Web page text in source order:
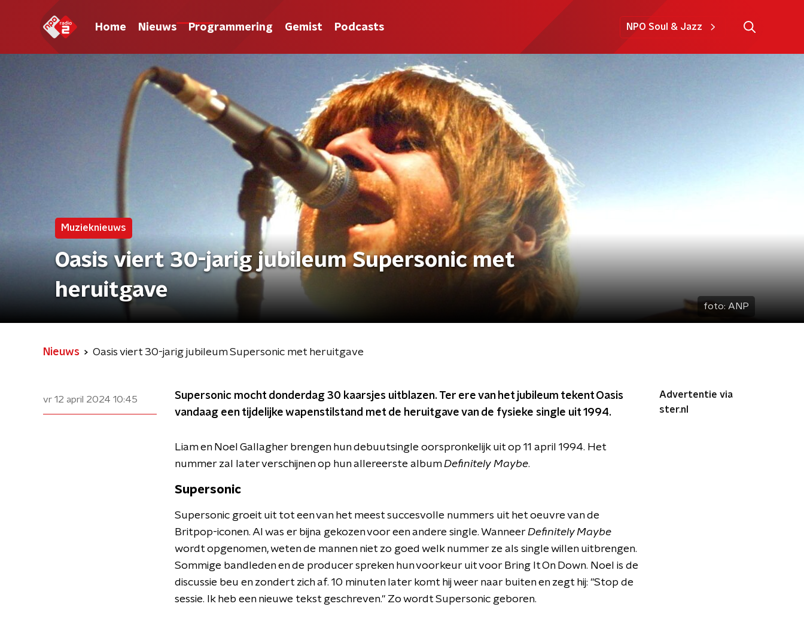
Home Nieuws Programmering Gemist Podcasts NPO Soul & Jazz
Muzieknieuws
Oasis viert 30-jarig jubileum Supersonic met
heruitgave
foto: ANP
Nieuws Oasis viert 30-jarig jubileum Supersonic met heruitgave
vr 12 april 2024 10:45
Supersonic mocht donderdag 30 kaarsjes uitblazen. Ter ere van het jubileum tekent Oasis
vandaag een tijdelijke wapenstilstand met de heruitgave van de fysieke single uit 1994.
Liam en Noel Gallagher brengen hun debuutsingle oorspronkelijk uit op 11 april 1994. Het
nummer zal later verschijnen op hun allereerste albumDefinitely Maybe.
Supersonic
Supersonic groeit uit tot een van het meest succesvolle nummers uit het oeuvre van de
Britpop-iconen. Al was er bijna gekozen voor een andere single. WanneerDefinitely Maybe
wordt opgenomen, weten de mannen niet zo goed welk nummer ze als single willen uitbrengen.
Sommige bandleden en de producer spreken hun voorkeur uit voor Bring It On Down. Noel is de
discussie beu en zondert zich af. 10 minuten later komt hij weer naar buiten en zegt hij: "Stop de
sessie. Ik heb een nieuwe tekst geschreven." Zo wordt Supersonic geboren.
Advertentie via
ster.nl